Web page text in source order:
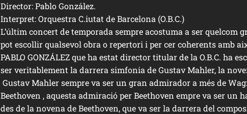
Director: Pablo González.
Interpret: Orquestra C.iutat de Barcelona (O.B.C.)
L’últim concert de temporada sempre acostuma a ser quelcom
pot escollir qualsevol obra o repertori i per cer coherents amb
PABLO GONZÁLEZ que ha estat director titular de la O.B.C. ha
ser veritablement la darrera simfonia de Gustav Mahler, la
Gustav Mahler sempre va ser un gran admirador a més de
Beethoven , aquesta admiració per Beethoven empre va ser un
des de la novena de Beethoven, que va ser la darrera del